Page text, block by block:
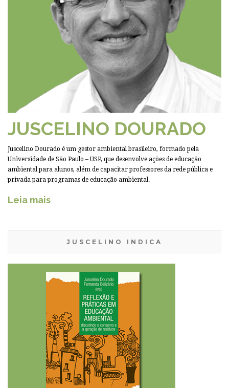
JUSCELINO DOURADO
Juscelino Dourado é um gestor ambiental brasileiro, formado pela
Universidade de São Paulo – USP, que desenvolve ações de educação
ambiental para alunos, além de capacitar professores da rede pública e
privada para programas de educação ambiental.
Leia mais
JUSCELINO INDICA